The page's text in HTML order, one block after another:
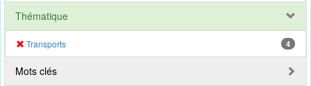
Thématique
Transports 4
Mots clés